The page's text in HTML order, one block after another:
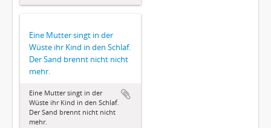
Eine Mutter singt in der
Wüste ihr Kind in den Schlaf.
Der Sand brennt nicht nicht
mehr.
Eine Mutter singt in der
Wüste ihr Kind in den Schlaf.
Der Sand brennt nicht nicht
mehr.